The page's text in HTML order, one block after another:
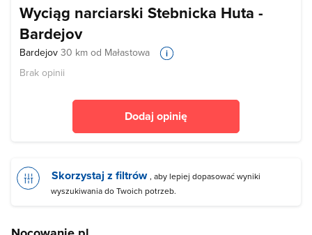
Wyciąg narciarski Stebnicka Huta -
Bardejov
Bardejov 30 km od Małastowa
Brak opinii
Dodaj opinię
Skorzystaj z filtrów , aby lepiej dopasować wyniki
wyszukiwania do Twoich potrzeb.